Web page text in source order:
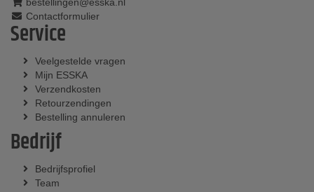
bestellingen@esska.nl
Contactformulier
Service
Veelgestelde vragen
Mijn ESSKA
Verzendkosten
Retourzendingen
Bestelling annuleren
Bedrijf
Bedrijfsprofiel
Team